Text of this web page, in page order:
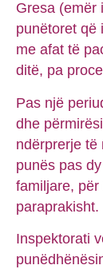
Gresa (emër
punëtoret që
me afat të
ditë, pa
Pas një
dhe
ndërprerje të
punës pas
familjare,
paraprakisht.
Inspektorati